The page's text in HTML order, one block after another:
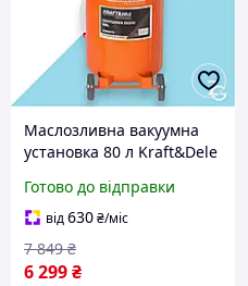
Маслозливна вакуумна
установка 80 л Kraft&Dele
установка для
відкачування масел
екстрактор олії
Готово до відправки
від630₴/міс
6 299₴
7 849 ₴